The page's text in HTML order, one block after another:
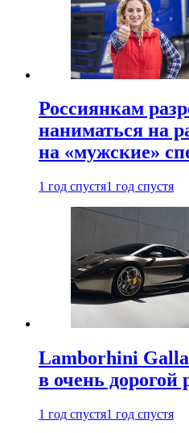
Россиянкам
наниматься на
на «мужские»
1 год спустя1 год спустя
Lamborhini
в очень дорогой
1 год спустя1 год спустя